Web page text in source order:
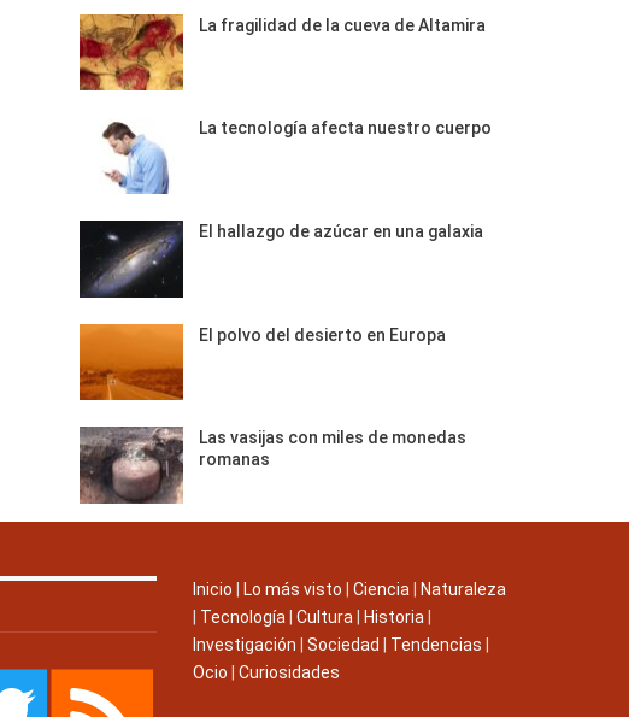
La fragilidad de la cueva de Altamira
La tecnología afecta nuestro cuerpo
El hallazgo de azúcar en una galaxia
El polvo del desierto en Europa
Las vasijas con miles de monedas
romanas
Inicio Lo más visto Ciencia
Naturaleza
Tecnología Cultura Historia
Investigación
Sociedad Tendencias
Ocio
Curiosidades